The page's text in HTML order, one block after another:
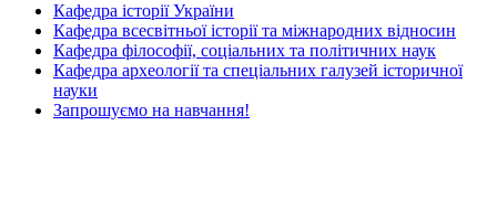
Кафедра історії України
Кафедра всесвітньої історії та міжнародних відносин
Кафедра філософії, соціальних та політичних наук
Кафедра археології та спеціальних галузей історичної
науки
Запрошуємо на навчання!